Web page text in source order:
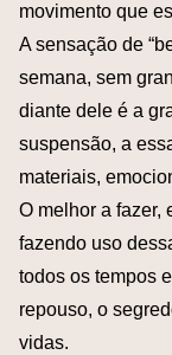
movimento que
A sensação de
semana, sem
diante dele é a
suspensão, a
materiais,
O melhor a fazer,
fazendo uso
todos os tempos
repouso, o
vidas.